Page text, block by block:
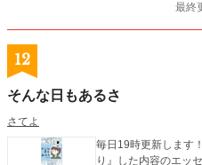
最終
12
そんな日もあるさ
さてよ
毎日19時更新します
り』した内容のエッ